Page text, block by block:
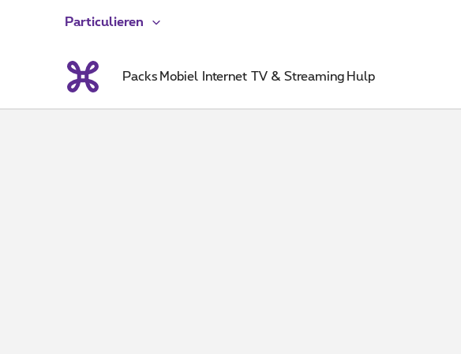
Particulieren
Packs Mobiel Internet TV & Streaming Hulp